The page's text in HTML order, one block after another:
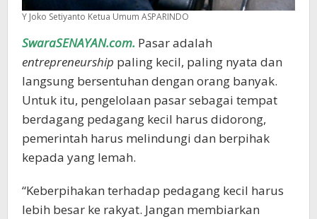
Y Joko Setiyanto Ketua Umum ASPARINDO
SwaraSENAYAN.com. Pasar adalah
entrepreneurship paling kecil, paling nyata dan
langsung bersentuhan dengan orang banyak.
Untuk itu, pengelolaan pasar sebagai tempat
berdagang pedagang kecil harus didorong,
pemerintah harus melindungi dan berpihak
kepada yang lemah.
“Keberpihakan terhadap pedagang kecil harus
lebih besar ke rakyat. Jangan membiarkan